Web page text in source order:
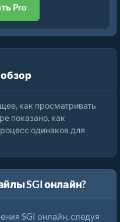
Pro
как просматривать
показано, как
одинаков для
SGI онлайн?
SGI онлайн, следуя